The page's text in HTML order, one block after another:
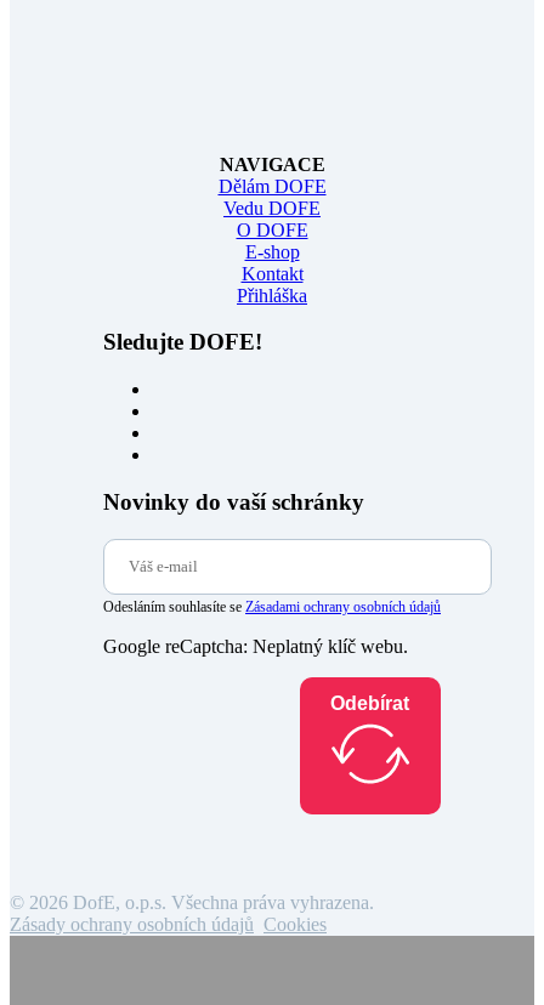
NAVIGACE
Dělám DOFE
Vedu DOFE
O DOFE
E-shop
Kontakt
Přihláška
Sledujte DOFE!
Novinky do vaší schránky
Odesláním souhlasíte se Zásadami ochrany osobních údajů
Google reCaptcha: Neplatný klíč webu.
Odebírat
© 2026 DofE, o.p.s. Všechna práva vyhrazena.
Zásady ochrany osobních údajů Cookies